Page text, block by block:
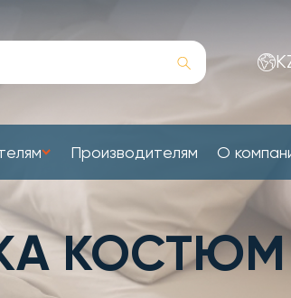
Производителям О
КОСТЮМ